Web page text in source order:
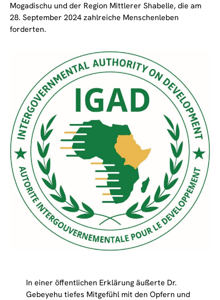
Mogadischu und der Region Mittlerer Shabelle, die am
28. September 2024 zahlreiche Menschenleben
forderten.
In einer öffentlichen Erklärung äußerte Dr.
Gebeyehu tiefes Mitgefühl mit den Opfern und